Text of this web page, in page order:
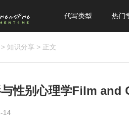
代写类型 热门
> 知识分享 > 正文
性别心理学Film
14